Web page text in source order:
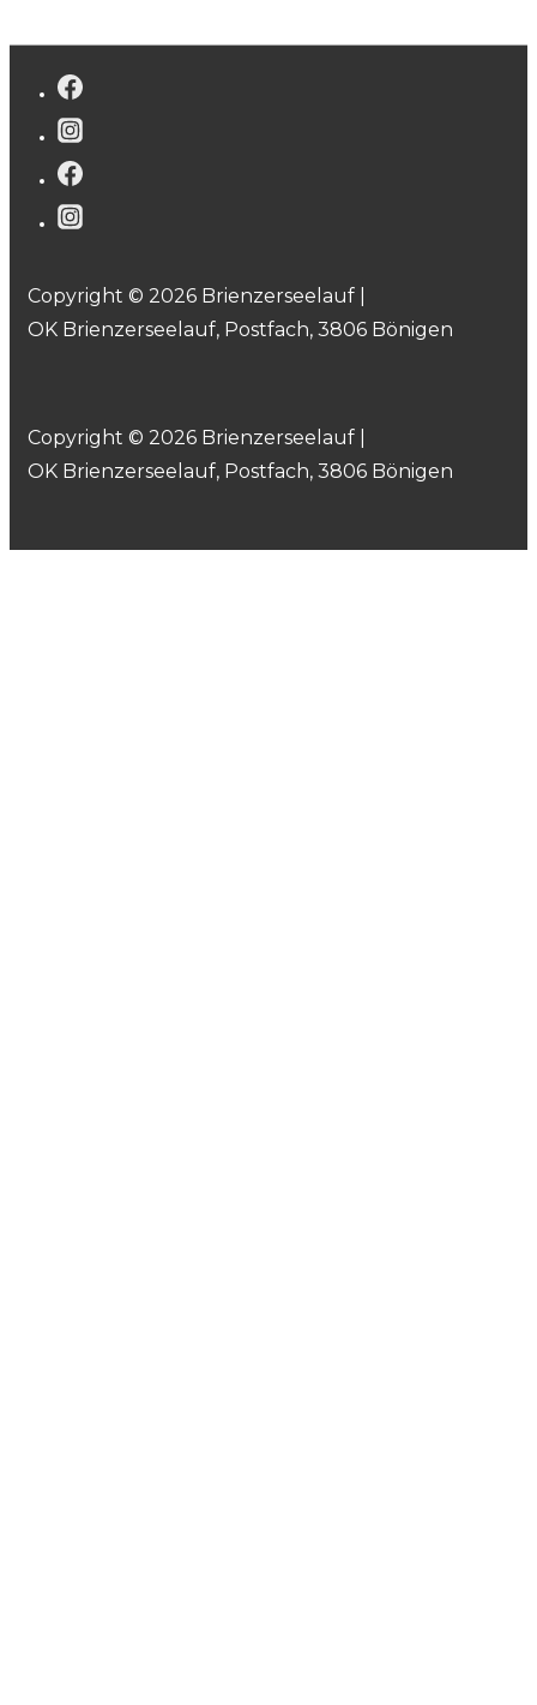
Copyright © 2026 Brienzerseelauf |
OK Brienzerseelauf, Postfach, 3806 Bönigen
Copyright © 2026 Brienzerseelauf |
OK Brienzerseelauf, Postfach, 3806 Bönigen